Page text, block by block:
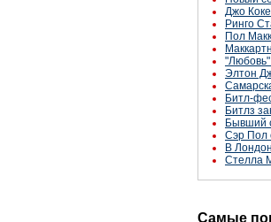
Джо
Ринго
Пол
Элтон
Битл-
Битлз
Бывший
Сэр Пол
В
Стелла
Самые